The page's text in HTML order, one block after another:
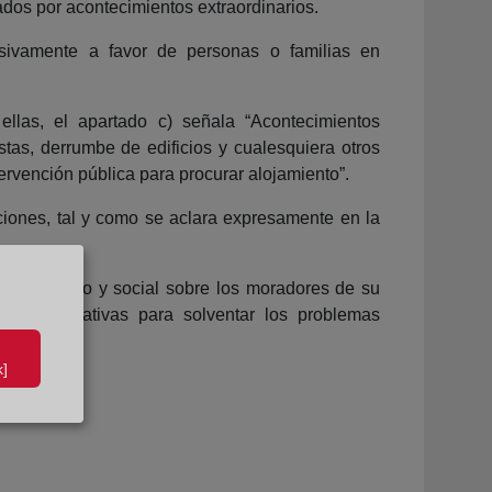
por acontecimientos extraordinarios.
a favor de personas o familias en
el apartado c) señala “Acontecimientos
derrumbe de edificios y cualesquiera otros
pública para procurar alojamiento”.
tal y como se aclara expresamente en la
y social sobre los moradores de su
alternativas para solventar los problemas